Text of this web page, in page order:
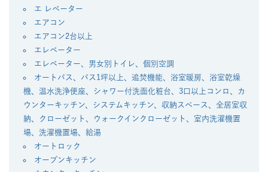
エ レベーター
エアコン
エアコン2台以上
エレベーター
エレベーター、男女別トイレ、個別空調
オートバス、バス1坪以上、追焚機能、浴室暖房、浴室乾燥
機、温水洗浄便座、シャワー付洗面化粧台、3口以上コンロ、カ
ウンターキッチン、システムキッチン、収納スペース、全居室収
納、クローゼット、ウォークインクローゼット、室内洗濯機置
場、洗濯機置場、給湯
オートロック
オープンキッチン